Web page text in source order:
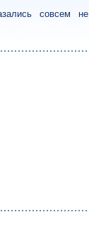
совсем не